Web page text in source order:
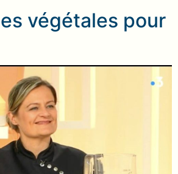
végétales pour